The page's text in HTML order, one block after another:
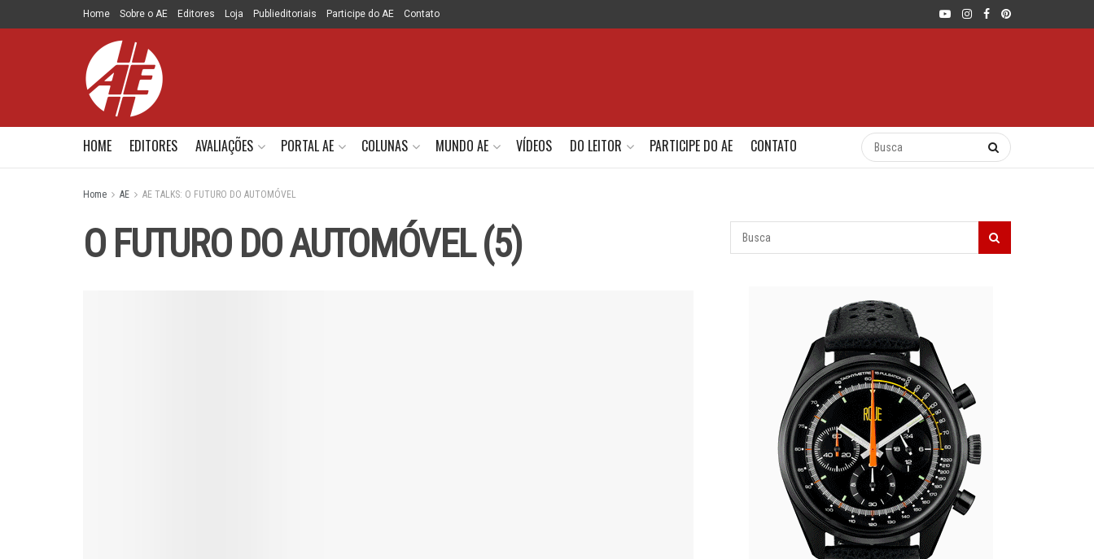
Home Sobre o AE Editores Loja Publieditoriais Participe do AE Contato
HOME EDITORES AVALIAÇÕES PORTAL AE COLUNAS MUNDO AE VÍDEOS DO LEITOR PARTICIPE DO AE CONTATO
Home AE AE TALKS: O FUTURO DO AUTOMÓVEL
O FUTURO DO AUTOMÓVEL (5)